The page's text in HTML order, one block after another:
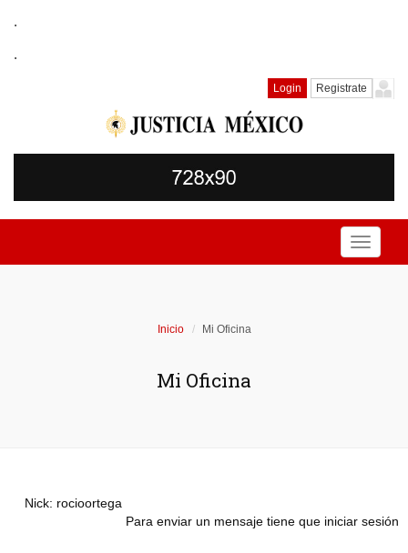
.
.
Login Registrate
Toggle
Inicio Mi Oficina
Mi Oficina
Nick: rocioortega
Para enviar un mensaje tiene que iniciar sesión